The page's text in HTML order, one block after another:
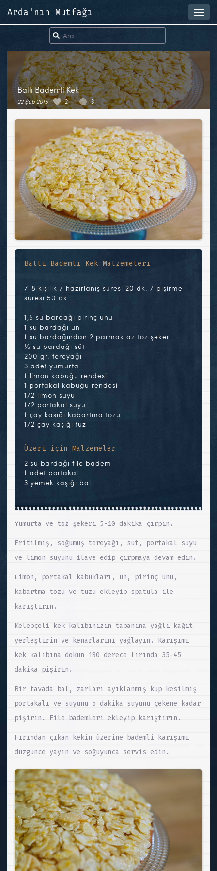
Arda'nın Mutfağı
Ballı Bademli Kek
22 Şub 2015 2 3
Ballı Bademli Kek Malzemeleri
7-8 kişilik / hazırlanış süresi 20 dk. / pişirme
süresi 50 dk.
1,5 su bardağı pirinç unu
1 su bardağı un
1 su bardağından 2 parmak az toz şeker
½ su bardağı süt
200 gr. tereyağı
3 adet yumurta
1 limon kabuğu rendesi
1 portakal kabuğu rendesi
1/2 limon suyu
1/2 portakal suyu
1 çay kaşığı kabartma tozu
1/2 çay kaşığı tuz
Üzeri için Malzemeler
2 su bardağı file badem
1 adet portakal
3 yemek kaşığı bal
Yumurta ve toz şekeri 5-10 dakika çırpın.
Eritilmiş, soğumuş tereyağı, süt, portakal suyu
ve limon suyunu ilave edip çırpmaya devam edin.
Limon, portakal kabukları, un, pirinç unu,
kabartma tozu ve tuzu ekleyip spatula ile
karıştırın.
Kelepçeli kek kalıbınızın tabanına yağlı kağıt
yerleştirin ve kenarlarını yağlayın. Karışımı
kek kalıbına dökün 180 derece fırında 35-45
dakika pişirin.
Bir tavada bal, zarları ayıklanmış küp kesilmiş
portakalı ve suyunu 5 dakika suyunu çekene kadar
pişirin. File bademleri ekleyip karıştırın.
Fırından çıkan kekin üzerine bademli karışımı
düzgünce yayın ve soğuyunca servis edin.